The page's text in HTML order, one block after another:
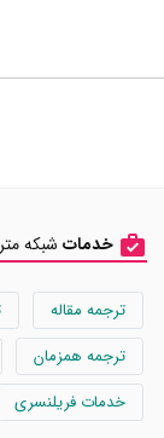
خدمات شبکه
ترجمه مقاله
ترجمه همزمان
خدمات فریلنسری